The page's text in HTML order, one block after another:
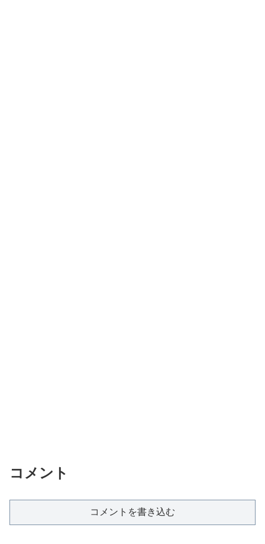
コメント
コメントを書き込む